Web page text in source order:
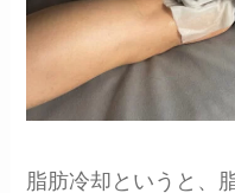
脂肪冷却というと、